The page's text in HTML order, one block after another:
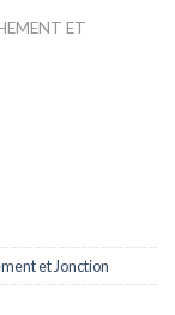
ET
et Jonction